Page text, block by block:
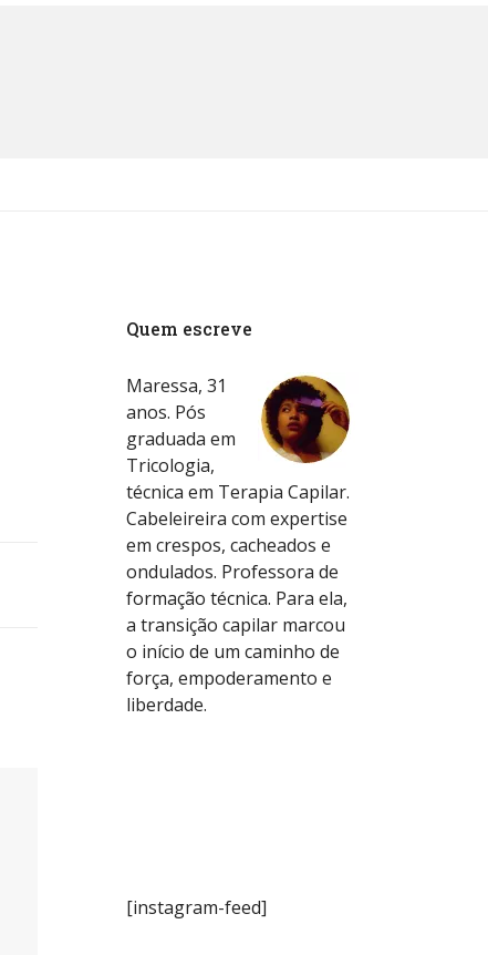
Quem escreve
Maressa, 31
anos. Pós
graduada em
Tricologia,
técnica em Terapia Capilar.
Cabeleireira com expertise
em crespos, cacheados e
ondulados. Professora de
formação técnica. Para ela,
a transição capilar marcou
o início de um caminho de
força, empoderamento e
liberdade.
[instagram-feed]